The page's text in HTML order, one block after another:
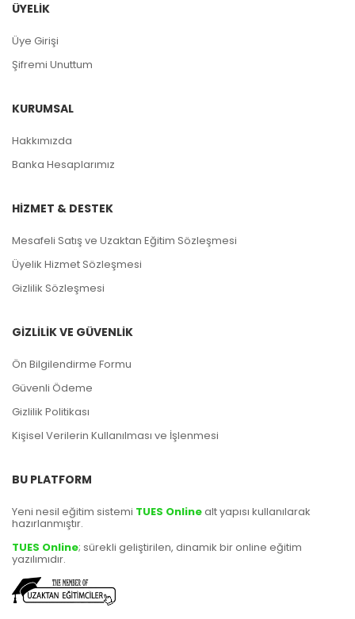
ÜYELİK
Üye Girişi
Şifremi Unuttum
KURUMSAL
Hakkımızda
Banka Hesaplarımız
HİZMET & DESTEK
Mesafeli Satış ve Uzaktan Eğitim Sözleşmesi
Üyelik Hizmet Sözleşmesi
Gizlilik Sözleşmesi
GİZLİLİK VE GÜVENLİK
Ön Bilgilendirme Formu
Güvenli Ödeme
Gizlilik Politikası
Kişisel Verilerin Kullanılması ve İşlenmesi
BU PLATFORM
Yeni nesil eğitim sistemi TUES Onlinealt yapısı kullanılarak
hazırlanmıştır.
TUES Online; sürekli geliştirilen, dinamik bir online eğitim
yazılımıdır.